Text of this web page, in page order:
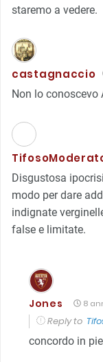
staremo a vedere.
castagnaccio
Non lo conoscevo
Disgustosa
modo per dare
indignate
false e limitate.
Jones 8
Reply to
concordo in